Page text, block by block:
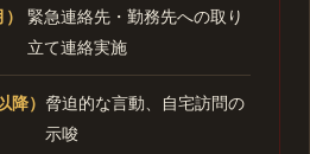
緊急連絡先・勤務先への取り
立て連絡実施
降） 脅迫的な言動、自宅訪問の
示唆